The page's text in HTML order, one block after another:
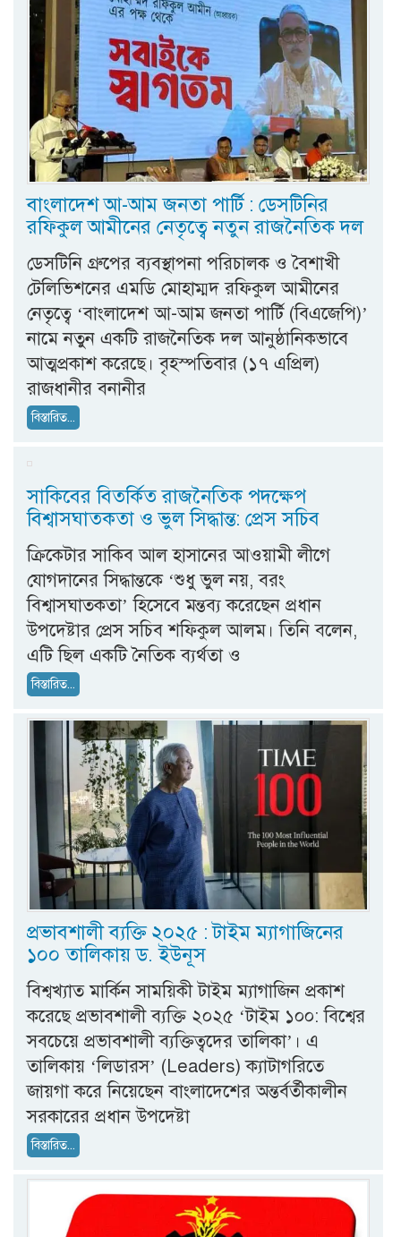
বাংলাদেশ আ-আম জনতা পার্টি : ডেসটিনির
রফিকুল আমীনের নেতৃত্বে নতুন রাজনৈতিক দল
ডেসটিনি গ্রুপের ব্যবস্থাপনা পরিচালক ও বৈশাখী
টেলিভিশনের এমডি মোহাম্মদ রফিকুল আমীনের
নেতৃত্বে ‘বাংলাদেশ আ-আম জনতা পার্টি (বিএজেপি)’
নামে নতুন একটি রাজনৈতিক দল আনুষ্ঠানিকভাবে
আত্মপ্রকাশ করেছে। বৃহস্পতিবার (১৭ এপ্রিল)
রাজধানীর বনানীর
বিস্তারিত...
সাকিবের বিতর্কিত রাজনৈতিক পদক্ষেপ
বিশ্বাসঘাতকতা ও ভুল সিদ্ধান্ত: প্রেস সচিব
ক্রিকেটার সাকিব আল হাসানের আওয়ামী লীগে
যোগদানের সিদ্ধান্তকে ‘শুধু ভুল নয়, বরং
বিশ্বাসঘাতকতা’ হিসেবে মন্তব্য করেছেন প্রধান
উপদেষ্টার প্রেস সচিব শফিকুল আলম। তিনি বলেন,
এটি ছিল একটি নৈতিক ব্যর্থতা ও
বিস্তারিত...
প্রভাবশালী ব্যক্তি ২০২৫ : টাইম ম্যাগাজিনের
১০০ তালিকায় ড. ইউনূস
বিশ্বখ্যাত মার্কিন সাময়িকী টাইম ম্যাগাজিন প্রকাশ
করেছে প্রভাবশালী ব্যক্তি ২০২৫ ‘টাইম ১০০: বিশ্বের
সবচেয়ে প্রভাবশালী ব্যক্তিত্বদের তালিকা’। এ
তালিকায় ‘লিডারস’ (Leaders) ক্যাটাগরিতে
জায়গা করে নিয়েছেন বাংলাদেশের অন্তর্বর্তীকালীন
সরকারের প্রধান উপদেষ্টা
বিস্তারিত...